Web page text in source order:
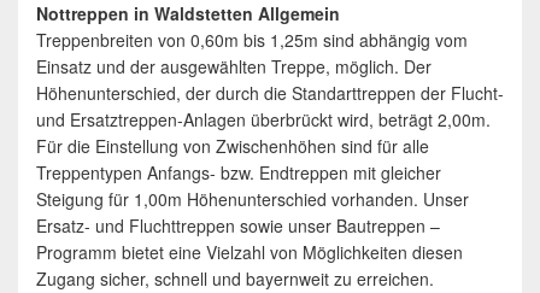
Nottreppen in Waldstetten Allgemein
Treppenbreiten von 0,60m bis 1,25m sind abhängig vom
Einsatz und der ausgewählten Treppe, möglich. Der
Höhenunterschied, der durch die Standarttreppen der Flucht-
und Ersatztreppen-Anlagen überbrückt wird, beträgt 2,00m.
Für die Einstellung von Zwischenhöhen sind für alle
Treppentypen Anfangs- bzw. Endtreppen mit gleicher
Steigung für 1,00m Höhenunterschied vorhanden. Unser
Ersatz- und Fluchttreppen sowie unser Bautreppen –
Programm bietet eine Vielzahl von Möglichkeiten diesen
Zugang sicher, schnell und bayernweit zu erreichen.